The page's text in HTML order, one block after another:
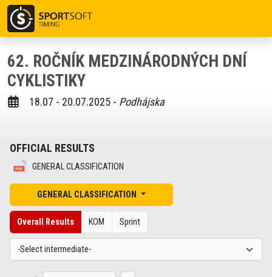
62. ROČNÍK MEDZINÁRODNÝCH DNÍ
CYKLISTIKY
18.07 - 20.07.2025 - Podhájska
OFFICIAL RESULTS
GENERAL CLASSIFICATION
GENERAL CLASSIFICATION
Overall Results KOM Sprint